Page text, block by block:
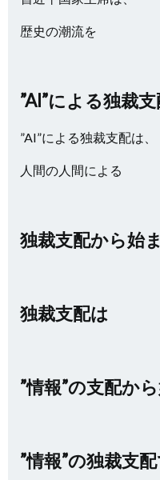
歴史の潮流を
”AI”による独裁
”AI”による独裁支配は、
人間の人間による
独裁支配から始
独裁支配は
”情報”の支配から
”情報”の独裁支